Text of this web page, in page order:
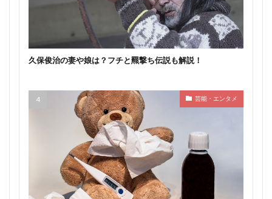
久保俊治の妻や娘は？フチと羆撃ち伝説も解説！
芸能・エンタメ